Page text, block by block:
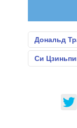
Дональд
Си